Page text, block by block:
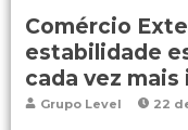
Comércio
estabilidade
cada vez
Grupo Level 22